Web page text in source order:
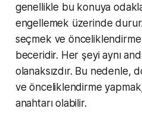
genellikle bu konuya
engellemek üzerinde
seçmek ve
beceridir. Her şeyi aynı
olanaksızdır. Bu nedenle,
ve önceliklendirme
anahtarı olabilir.